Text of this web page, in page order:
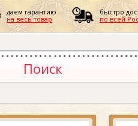
даем гарантию
на весь товар
быстро
по всей
Поиск